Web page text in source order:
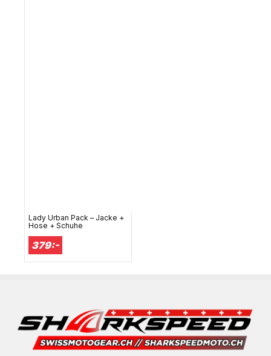
Lady Urban Pack – Jacke +
Hose + Schuhe
379:-